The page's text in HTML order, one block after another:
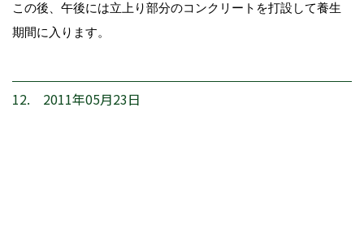
この後、午後には立上り部分のコンクリートを打設して養生
期間に入ります。
12. 2011年05月23日